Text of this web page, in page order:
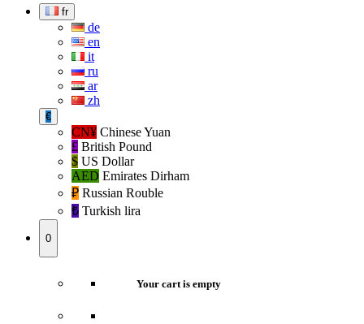
fr
de
en
it
ru
ar
zh
€
CN¥ Chinese Yuan
£ British Pound
$ US Dollar
AED Emirates Dirham
₽‎ Russian Rouble
₺‎ Turkish lira
0
Your cart is empty